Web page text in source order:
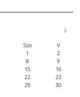
Szo
V
1
2
8
9
15
16
22
23
29
30